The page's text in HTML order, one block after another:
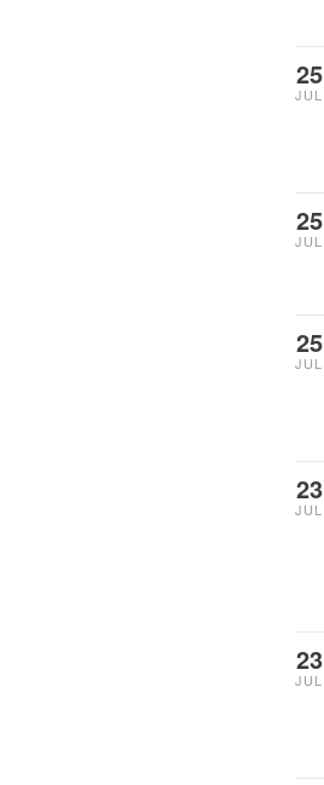
25
JUL
25
JUL
25
JUL
23
JUL
23
JUL